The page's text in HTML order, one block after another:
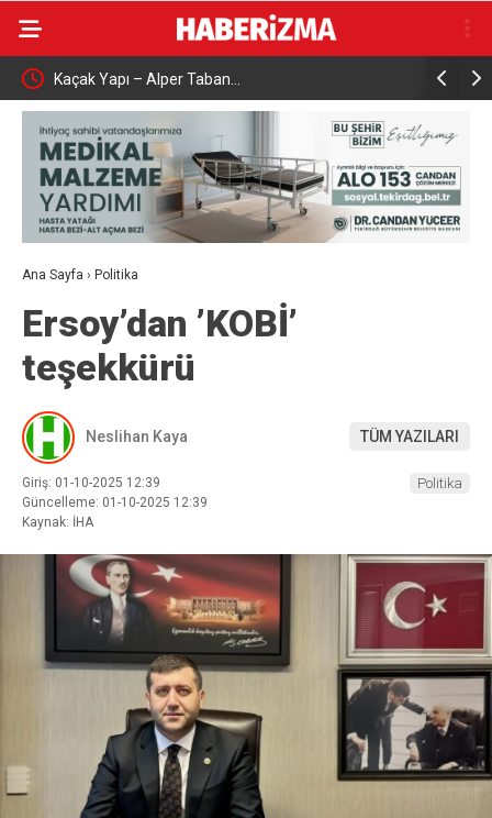
Kaçak Yapı – Alper Taban… Çalışma
Ana Sayfa › Politika
Ersoy’dan ’KOBİ’
teşekkürü
Neslihan Kaya TÜM YAZILARI
Giriş: 01-10-2025 12:39
Güncelleme: 01-10-2025 12:39
Kaynak: İHA
Politika